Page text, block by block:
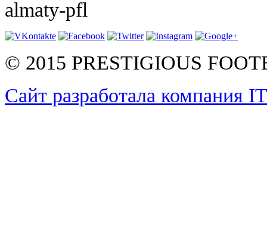
almaty-pfl
© 2015 PRESTIGIOUS
Сайт разработала компания